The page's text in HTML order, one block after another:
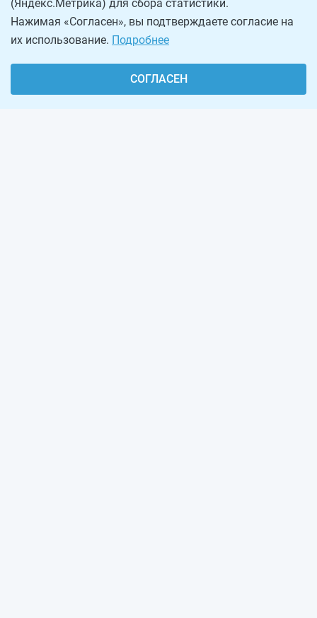
(Яндекс.Метрика) для сбора статистики.
Нажимая «Согласен», вы подтверждаете согласие на
их использование. Подробнее
СОГЛАСЕН